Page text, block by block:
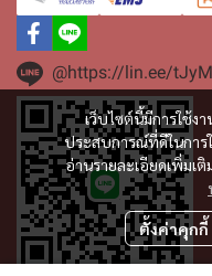
เว็บไซต์นี้มีการใช้ง
ประสบการณ์ที่ดีในการ
อ่านรายละเอียดเพิ่มเติ
ตั้งค่าคุกกี้
@https://lin.ee/